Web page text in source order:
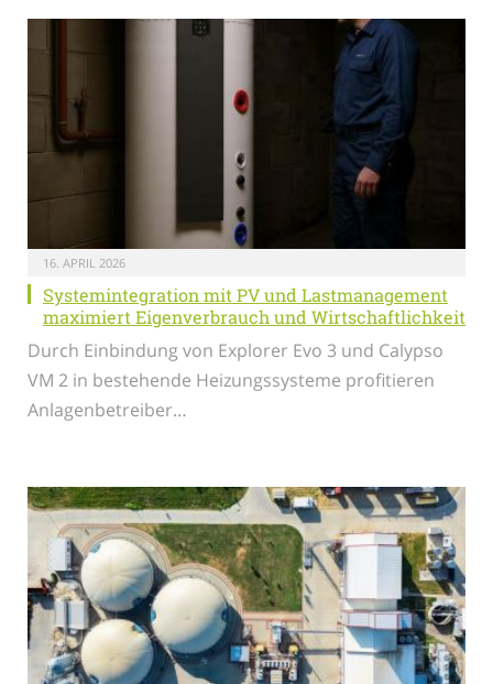
16. APRIL 2026
Systemintegration mit PV und Lastmanagement
maximiert Eigenverbrauch und Wirtschaftlichkeit
Durch Einbindung von Explorer Evo 3 und Calypso
VM 2 in bestehende Heizungssysteme profitieren
Anlagenbetreiber…